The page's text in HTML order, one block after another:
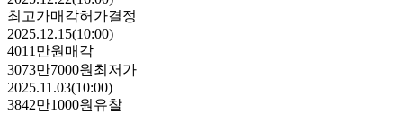
최고가매각허가결정
2025.12.15(10:00)
4011만원 매각
3073만7000원 최저가
2025.11.03(10:00)
3842만1000원 유찰